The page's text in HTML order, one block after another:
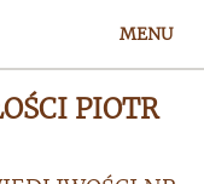
Toggle
MENU
PIOTR